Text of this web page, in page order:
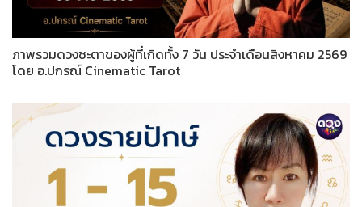
ภาพรวมดวงชะตาของผู้ที่เกิดทั้ง 7 วัน ประจำเดือนสิงหาคม 2569
โดย อ.ปกรณ์ Cinematic Tarot